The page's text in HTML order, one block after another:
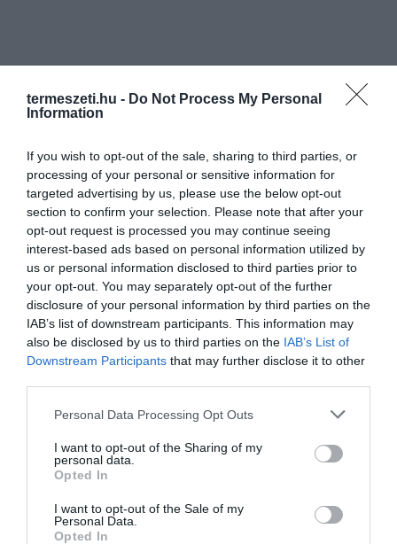
termeszeti.hu - Do Not Process My Personal
Information
If you wish to opt-out of the sale, sharing to third parties, or
processing of your personal or sensitive information for
targeted advertising by us, please use the below opt-out
section to confirm your selection. Please note that after your
opt-out request is processed you may continue seeing
interest-based ads based on personal information utilized by
us or personal information disclosed to third parties prior to
your opt-out. You may separately opt-out of the further
disclosure of your personal information by third parties on the
IAB’s list of downstream participants. This information may
also be disclosed by us to third parties on the IAB’s List of
Downstream Participants that may further disclose it to other
Please note that this website/app uses one or more Google
not limited to your visit or usage behaviour. You may click to
grant or deny consent to Google and its third-party tags to
use your data for below specified purposes in below Google
consent section.
Personal Data Processing Opt Outs
I want to opt-out of the Sharing of my
personal data.
Opted In
I want to opt-out of the Sale of my
Personal Data.
Opted In
ELŐZŐ CIKK
A FA, AMELY LÉGKONDI NÉLKÜL IS LEHŰTI AZ UTCÁT — CSAK